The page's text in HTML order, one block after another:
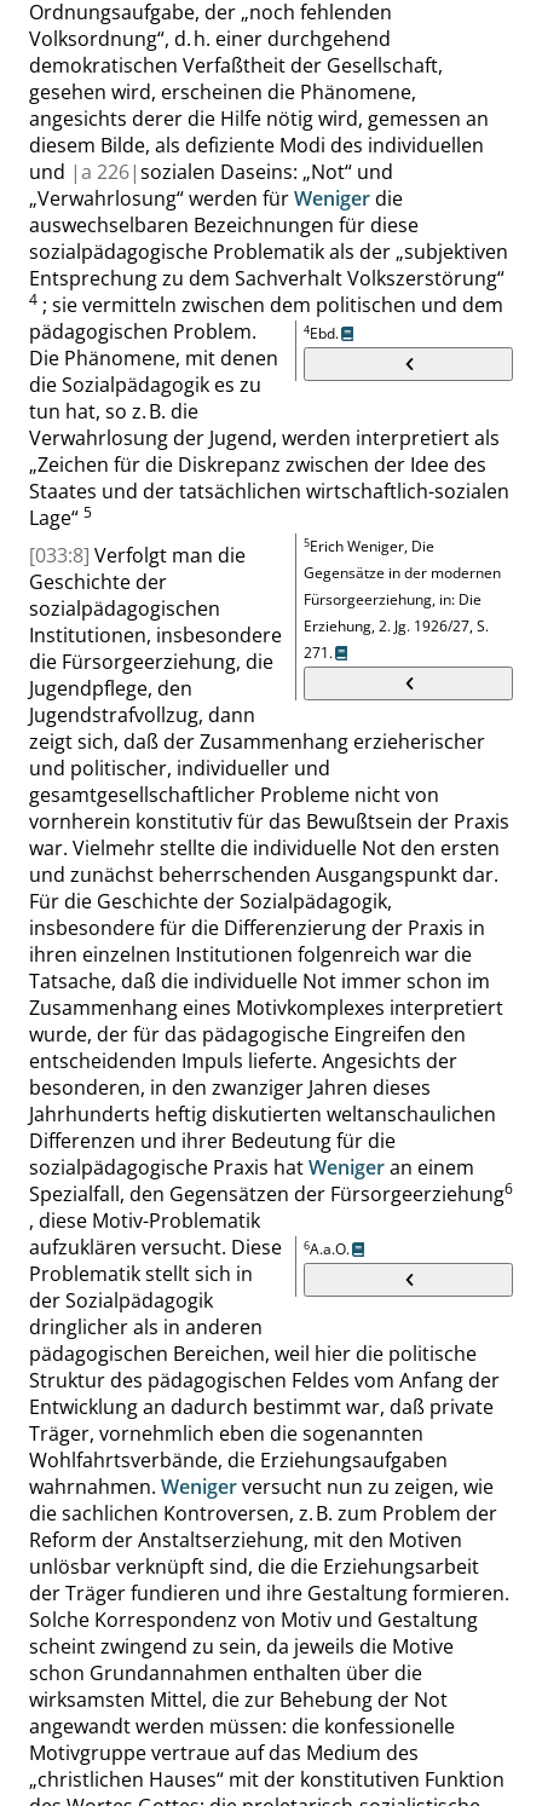
Ordnungsaufgabe, der „noch fehlenden
Volksordnung“, d. h. einer durchgehend
demokratischen Verfaßtheit der Gesellschaft,
gesehen wird, erscheinen die Phänomene,
angesichts derer die Hilfe nötig wird, gemessen an
diesem Bilde, als defiziente Modi des individuellen
und |a 226|sozialen Daseins: „Not“ und
„Verwahrlosung“werden fürWenigerdie
auswechselbaren Bezeichnungen für diese
sozialpädagogische Problematik als der „subjektiven
Entsprechung zu dem Sachverhalt Volkszerstörung“
4
4Ebd.
; sie vermitteln zwischen dem politischen und dem
pädagogischen Problem.
Die Phänomene, mit denen
die Sozialpädagogik es zu
tun hat, so z. B. die
Verwahrlosung der Jugend, werden interpretiert als
„Zeichen für die Diskrepanz zwischen der Idee des
Staates und der tatsächlichen wirtschaftlich-sozialen
Lage“ 5
5Erich Weniger, Die
Gegensätze in der modernen
Fürsorgeerziehung, in: Die
Erziehung, 2. Jg. 1926/27,S.
271.
[033:8] Verfolgt man die
Geschichte der
sozialpädagogischen
Institutionen, insbesondere
die Fürsorgeerziehung, die
Jugendpflege, den
Jugendstrafvollzug, dann
zeigt sich, daß der Zusammenhang erzieherischer
und politischer, individueller und
gesamtgesellschaftlicher Probleme nicht von
vornherein konstitutiv für das Bewußtsein der Praxis
war. Vielmehr stellte die individuelle Not den ersten
und zunächst beherrschenden Ausgangspunkt dar.
Für die Geschichte der Sozialpädagogik,
insbesondere für die Differenzierung der Praxis in
ihren einzelnen Institutionen folgenreich war die
Tatsache, daß die individuelle Not immer schon im
Zusammenhang eines Motivkomplexes interpretiert
wurde, der für das pädagogische Eingreifen den
entscheidenden Impuls lieferte. Angesichts der
besonderen, in den zwanziger Jahren dieses
Jahrhunderts heftig diskutierten weltanschaulichen
Differenzen und ihrer Bedeutung für die
sozialpädagogische Praxis hatWenigeran einem
Spezialfall, den Gegensätzen der Fürsorgeerziehung6
6A.a.O.
, diese Motiv-Problematik
aufzuklären versucht. Diese
Problematik stellt sich in
der Sozialpädagogik
dringlicher als in anderen
pädagogischen Bereichen, weil hier die politische
Struktur des pädagogischen Feldes vom Anfang der
Entwicklung an dadurch bestimmt war, daß private
Träger, vornehmlich eben die sogenannten
Wohlfahrtsverbände, die Erziehungsaufgaben
wahrnahmen. Wenigerversucht nun zu zeigen, wie
die sachlichen Kontroversen, z. B. zum Problem der
Reform der Anstaltserziehung, mit den Motiven
unlösbar verknüpft sind, die die Erziehungsarbeit
der Träger fundieren und ihre Gestaltung formieren.
Solche Korrespondenz von Motiv und Gestaltung
scheint zwingend zu sein, da jeweils die Motive
schon Grundannahmen enthalten über die
wirksamsten Mittel, die zur Behebung der Not
angewandt werden müssen: die konfessionelle
Motivgruppe vertraue auf das Medium des
„christlichen Hauses“ mit der konstitutiven Funktion